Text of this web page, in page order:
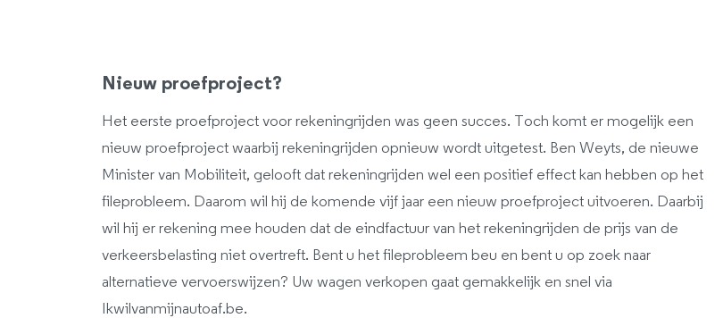
Nieuw proefproject?
Het eerste proefproject voor rekeningrijden was geen succes. Toch komt er mogelijk een
nieuw proefproject waarbij rekeningrijden opnieuw wordt uitgetest. Ben Weyts, de nieuwe
Minister van Mobiliteit, gelooft dat rekeningrijden wel een positief effect kan hebben op het
fileprobleem. Daarom wil hij de komende vijf jaar een nieuw proefproject uitvoeren. Daarbij
wil hij er rekening mee houden dat de eindfactuur van het rekeningrijden de prijs van de
verkeersbelasting niet overtreft. Bent u het fileprobleem beu en bent u op zoek naar
alternatieve vervoerswijzen? Uw wagen verkopen gaat gemakkelijk en snel via
Ikwilvanmijnautoaf.be.